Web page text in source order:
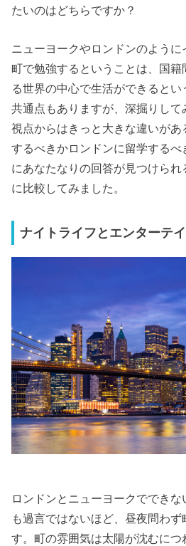
たいのはどちらですか？
ニューヨークやロンドンのよう
町で勉強するということは、国籍
る世界の中心で生活ができると
共通点もありますが、深掘りし
視点からはきっと大きな違いが
するべきかロンドンに留学する
にあなたなりの回答が見つけら
に比較してみました。
ナイトライフとエンターテ
ロンドンとニューヨークででき
も過言ではないほど、昼夜問わず
す。町の雰囲気は太陽が沈むに